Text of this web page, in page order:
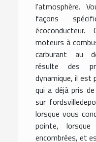
l'atmosphère.
façons
moteurs à
carburant au
résulte des
dynamique, il est
qui a déjà pris
sur
lorsque vous
pointe,
encombrées, et